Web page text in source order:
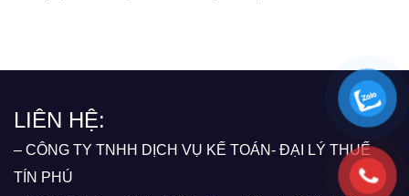
LIÊN HỆ:
– CÔNG TY TNHH DỊCH VỤ KẾ TOÁN- ĐẠI LÝ THUẾ
TÍN PHÚ